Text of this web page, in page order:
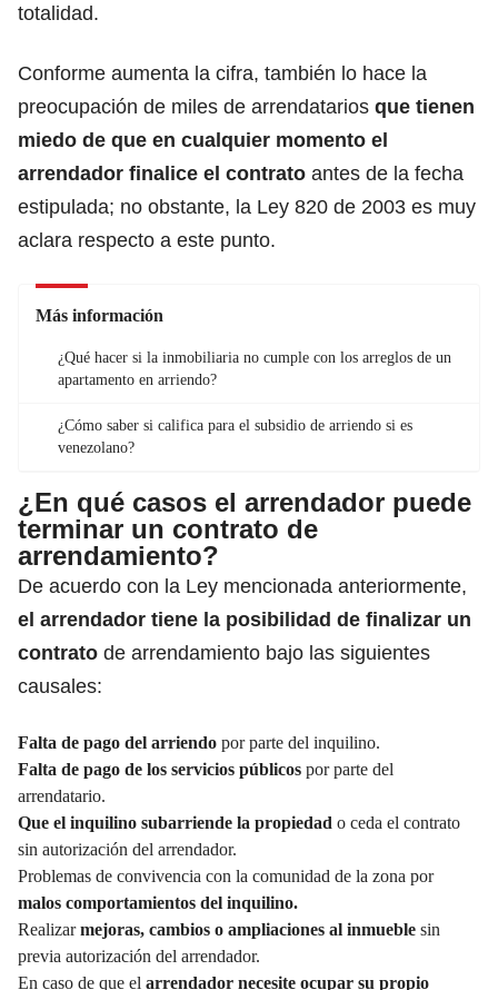
totalidad.
Conforme aumenta la cifra, también lo hace la
preocupación de miles de arrendatarios que tienen
miedo de que en cualquier momento el
arrendador finalice el contrato antes de la fecha
estipulada; no obstante, la Ley 820 de 2003 es muy
aclara respecto a este punto.
Más información
¿Qué hacer si la inmobiliaria no cumple con los arreglos de un
apartamento en arriendo?
¿Cómo saber si califica para el subsidio de arriendo si es
venezolano?
¿En qué casos el arrendador puede
terminar un contrato de
arrendamiento?
De acuerdo con la Ley mencionada anteriormente,
el arrendador tiene la posibilidad de finalizar un
contrato de arrendamiento bajo las siguientes
causales:
Falta de pago del arriendo por parte del inquilino.
Falta de pago de los servicios públicos por parte del
arrendatario.
Que el inquilino subarriende la propiedad o ceda el contrato
sin autorización del arrendador.
Problemas de convivencia con la comunidad de la zona por
malos comportamientos del inquilino.
Realizarmejoras, cambios o ampliaciones al inmueble sin
previa autorización del arrendador.
En caso de que el arrendador necesite ocupar su propio